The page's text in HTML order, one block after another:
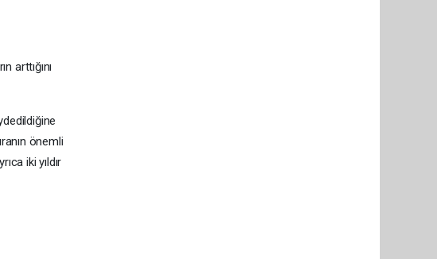
arttığını
önemli
iki yıldır